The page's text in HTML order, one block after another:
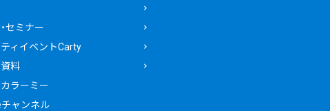
セミナー
ィイベントCarty
料
ラーミー
ャンネル